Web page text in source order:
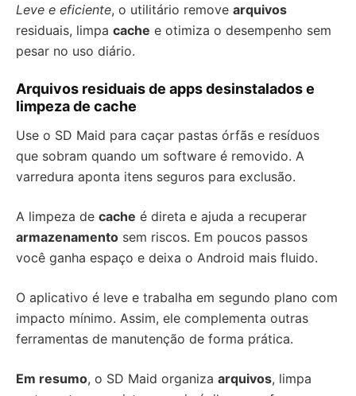
Leve e eficiente, o utilitário remove arquivos
residuais, limpa cache e otimiza o desempenho sem
pesar no uso diário.
Arquivos residuais de apps desinstalados e
limpeza de cache
Use o SD Maid para caçar pastas órfãs e resíduos
que sobram quando um software é removido. A
varredura aponta itens seguros para exclusão.
A limpeza de cache é direta e ajuda a recuperar
armazenamento sem riscos. Em poucos passos
você ganha espaço e deixa o Android mais fluido.
O aplicativo é leve e trabalha em segundo plano com
impacto mínimo. Assim, ele complementa outras
ferramentas de manutenção de forma prática.
Em resumo, o SD Maid organiza arquivos, limpa